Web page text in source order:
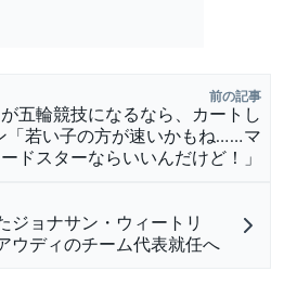
前の記事
五輪競技になるなら、カートし
若い子の方が速いかもね……マ
ドスターならいいんだけど！」
ジョナサン・ウィートリ
ウディのチーム代表就任へ